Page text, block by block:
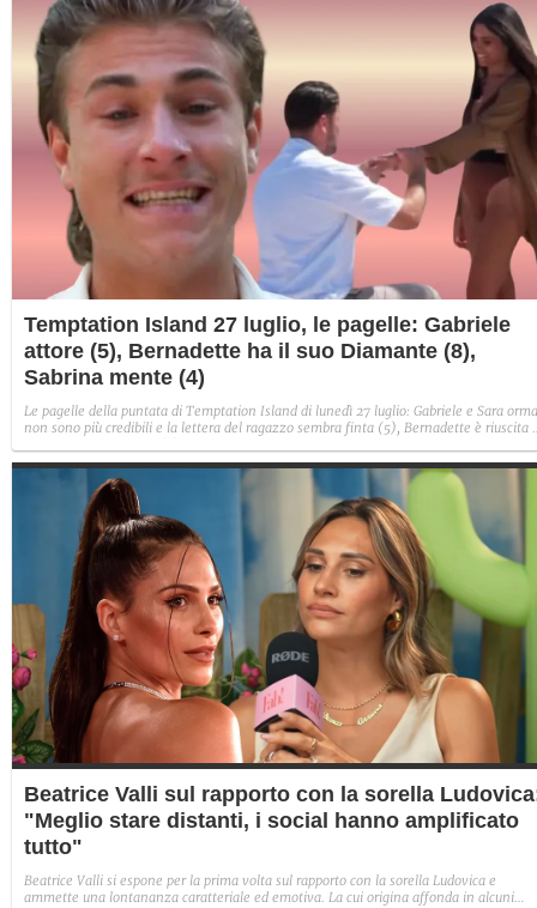
Temptation Island 27 luglio, le pagelle: Gabriele
attore (5), Bernadette ha il suo Diamante (8),
Sabrina mente (4)
Le pagelle della puntata di Temptation Island di lunedì 27 luglio: Gabriele e Sara
non sono più credibili e la lettera del ragazzo sembra finta (5), Bernadette è riuscita
Giovanni che se stessa in un solo momento (4).
Beatrice Valli sul rapporto con la sorella
"Meglio stare distanti, i social hanno amplificato
tutto"
Beatrice Valli si espone per la prima volta sul rapporto con la sorella Ludovica e
ammette una lontananza caratteriale ed emotiva. La cui origina affonda in alcuni